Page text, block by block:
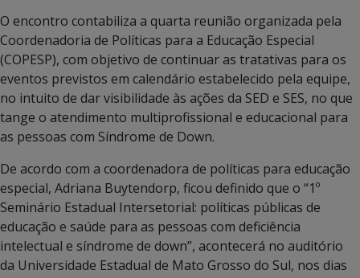
O encontro contabiliza a quarta reunião organizada pela
Coordenadoria de Políticas para a Educação Especial
(COPESP), com objetivo de continuar as tratativas para os
eventos previstos em calendário estabelecido pela equipe,
no intuito de dar visibilidade às ações da SED e SES, no que
tange o atendimento multiprofissional e educacional para
as pessoas com Síndrome de Down.
De acordo com a coordenadora de políticas para educação
especial, Adriana Buytendorp, ficou definido que o “1º
Seminário Estadual Intersetorial: políticas públicas de
educação e saúde para as pessoas com deficiência
intelectual e síndrome de down”, acontecerá no auditório
da Universidade Estadual de Mato Grosso do Sul, nos dias